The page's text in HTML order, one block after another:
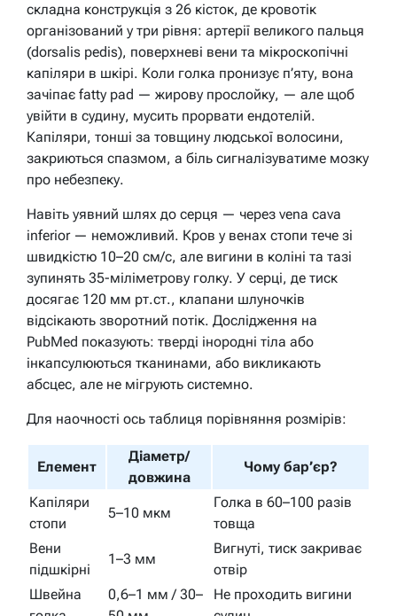
складна конструкція з 26 кісток, де кровотік
організований у три рівня: артерії великого пальця
(dorsalis pedis), поверхневі вени та мікроскопічні
капіляри в шкірі. Коли голка пронизує п’яту, вона
зачіпає fatty pad — жирову прослойку, — але щоб
увійти в судину, мусить прорвати ендотелій.
Капіляри, тонші за товщину людської волосини,
закриються спазмом, а біль сигналізуватиме мозку
про небезпеку.
Навіть уявний шлях до серця — через vena cava
inferior — неможливий. Кров у венах стопи тече зі
швидкістю 10–20 см/с, але вигини в коліні та тазі
зупинять 35-міліметрову голку. У серці, де тиск
досягає 120 мм рт.ст., клапани шлуночків
відсікають зворотний потік. Дослідження на
PubMed показують: тверді інородні тіла або
інкапсулюються тканинами, або викликають
абсцес, але не мігрують системно.
Для наочності ось таблиця порівняння розмірів:
Елемент
Діаметр/
довжина
Чому бар’єр?
Капіляри
стопи
5–10 мкм
Голка в 60–100 разів
товща
Вени
підшкірні
1–3 мм
Вигнуті, тиск закриває
отвір
Швейна
0,6–1 мм / 30–
Не проходить вигини